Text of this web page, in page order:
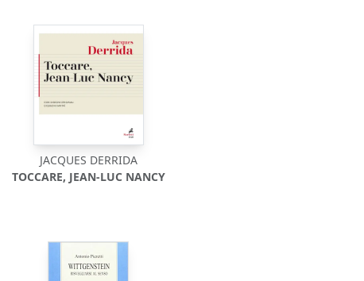
JACQUES DERRIDA
TOCCARE, JEAN-LUC NANCY